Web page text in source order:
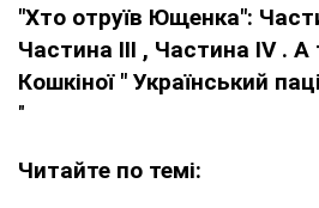
"Хто отруїв Ющенка":
Частина III , Частина IV. А
Кошкіної " Український
"
Читайте по темі: